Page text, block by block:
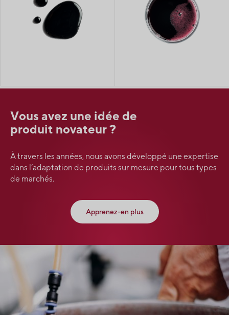
Vous avez une idée de
produit novateur ?
À travers les années, nous avons développé une expertise
dans l’adaptation de produits sur mesure pour tous types
de marchés.
Apprenez-en plus